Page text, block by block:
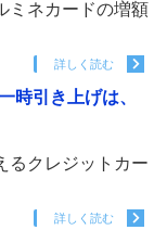
ミネカードの増額
詳しく読む
時引き上げは、
るクレジットカー
詳しく読む